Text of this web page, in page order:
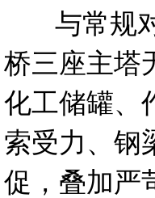
与常规对
桥三座主塔
化工储罐、
索受力、钢
促，叠加严